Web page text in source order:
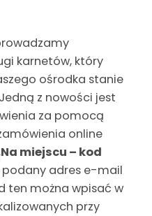
karnetów, który
ośrodka stanie
z nowości jest
za pomocą
online
miejscu – kod
podany adres e-mail
ten można wpisać w
przy